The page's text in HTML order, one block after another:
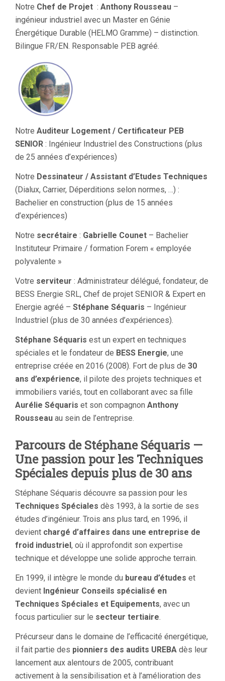
Notre Chef de Projet : Anthony Rousseau –
ingénieur industriel avec un Master en Génie
Énergétique Durable (HELMO Gramme) – distinction.
Bilingue FR/EN. Responsable PEB agréé.
Notre Auditeur Logement / Certificateur PEB
SENIOR : Ingénieur Industriel des Constructions (plus
de 25 années d’expériences)
Notre Dessinateur / Assistant d’Etudes Techniques
(Dialux, Carrier, Déperditions selon normes, …) :
Bachelier en construction (plus de 15 années
d’expériences)
Notre secrétaire : Gabrielle Counet – Bachelier
Instituteur Primaire / formation Forem « employée
polyvalente »
Votre serviteur : Administrateur délégué, fondateur, de
BESS Energie SRL, Chef de projet SENIOR & Expert en
Energie agréé – Stéphane Séquaris – Ingénieur
Industriel (plus de 30 années d’expériences).
Stéphane Séquaris est un expert en techniques
spéciales et le fondateur de BESS Energie, une
entreprise créée en 2016 (2008). Fort de plus de 30
ans d’expérience, il pilote des projets techniques et
immobiliers variés, tout en collaborant avec sa fille
Aurélie Séquaris et son compagnon Anthony
Rousseau au sein de l’entreprise.
Parcours de Stéphane Séquaris —
Une passion pour les Techniques
Spéciales depuis plus de 30 ans
Stéphane Séquaris découvre sa passion pour les
Techniques Spéciales dès 1993, à la sortie de ses
études d’ingénieur. Trois ans plus tard, en 1996, il
devient chargé d’affaires dans une entreprise de
froid industriel, où il approfondit son expertise
technique et développe une solide approche terrain.
En 1999, il intègre le monde du bureau d’études et
devient Ingénieur Conseils spécialisé en
Techniques Spéciales et Equipements, avec un
focus particulier sur le secteur tertiaire.
Précurseur dans le domaine de l’efficacité énergétique,
il fait partie des pionniers des audits UREBA dès leur
lancement aux alentours de 2005, contribuant
activement à la sensibilisation et à l’amélioration des